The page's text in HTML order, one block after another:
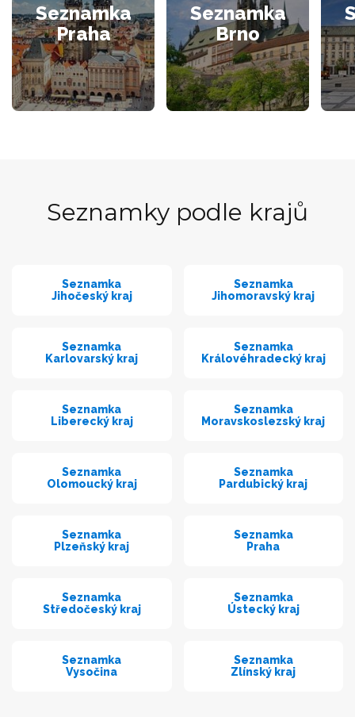
Seznamka
Praha
Seznamka
Brno
Seznamky podle krajů
Seznamka
Jihočeský kraj
Seznamka
Jihomoravský kraj
Seznamka
Karlovarský kraj
Seznamka
Královéhradecký kraj
Seznamka
Liberecký kraj
Seznamka
Moravskoslezský kraj
Seznamka
Olomoucký kraj
Seznamka
Pardubický kraj
Seznamka
Plzeňský kraj
Seznamka
Praha
Seznamka
Středočeský kraj
Seznamka
Ústecký kraj
Seznamka
Vysočina
Seznamka
Zlínský kraj